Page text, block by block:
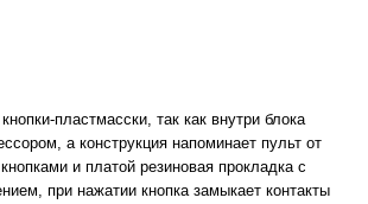
пластмасски, так как внутри блока
а конструкция напоминает пульт от
и платой резиновая прокладка с
при нажатии кнопка замыкает контакты